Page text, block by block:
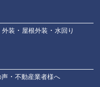
外装 屋根外装 水回り
声 不動産業者様へ